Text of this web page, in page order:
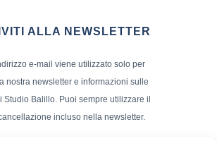
ALLA NEWSLETTER
e-mail viene utilizzato solo per
nostra newsletter e informazioni sulle
Studio Balillo. Puoi sempre utilizzare il
incluso nella newsletter.